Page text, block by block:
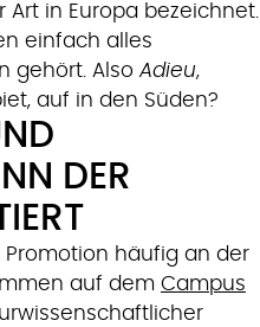
in Europa bezeichnet.
einfach alles
gehört. Also Adieu,
auf in den Süden?
DER
Promotion häufig an der
auf dem Campus